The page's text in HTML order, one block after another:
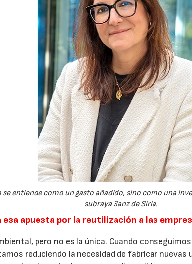
se entiende como un gasto añadido, sino como una
subraya Sanz de Siria.
apuesta por la reutilización a las
pero no es la única. Cuando
reduciendo la necesidad de fabricar nuevas